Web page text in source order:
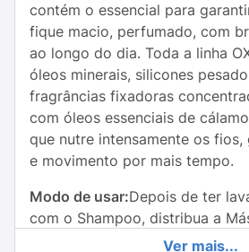
contém o essencial para
fique macio, perfumado, com
ao longo do dia. Toda a linha
óleos minerais, silicones
fragrâncias fixadoras
com óleos essenciais de
que nutre intensamente os
e movimento por mais tempo.
Modo de usar:Depois de ter
com o Shampoo, distribua a
comprimento. Massageie e
Ver mais...